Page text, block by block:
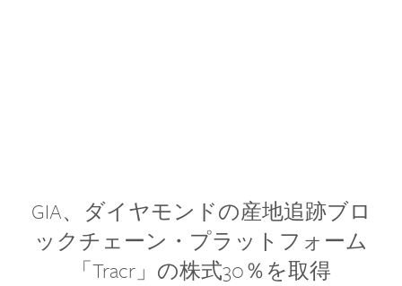
GIA、ダイヤモンドの産地追跡ブロ
ックチェーン・プラットフォーム
「Tracr」の株式30％を取得